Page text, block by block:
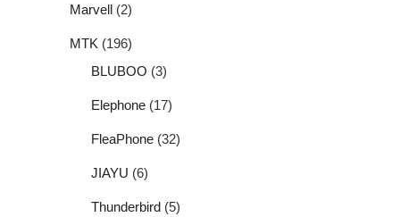
Marvell (2)
MTK (196)
BLUBOO (3)
Elephone (17)
FleaPhone (32)
JIAYU (6)
Thunderbird (5)